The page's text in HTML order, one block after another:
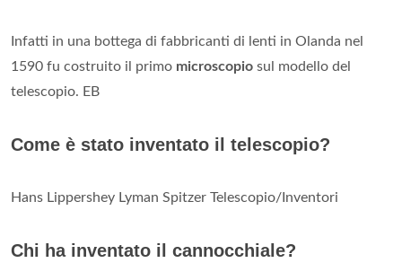
Infatti in una bottega di fabbricanti di lenti in Olanda nel
1590 fu costruito il primo microscopio sul modello del
telescopio. EB
Come è stato inventato il telescopio?
Hans Lippershey Lyman Spitzer Telescopio/Inventori
Chi ha inventato il cannocchiale?